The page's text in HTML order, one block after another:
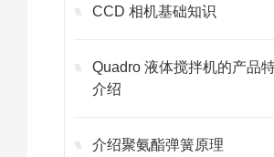
CCD 相机基础知识
Quadro 液体搅拌机的产品
介绍
介绍聚氨酯弹簧原理